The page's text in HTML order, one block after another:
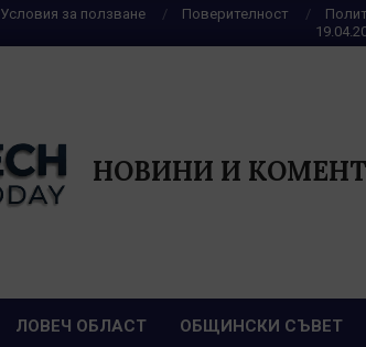
Условия за ползване Поверителност
НОВИНИ И
ЛОВЕЧ ОБЛАСТ ОБЩИНСКИ СЪВЕТ